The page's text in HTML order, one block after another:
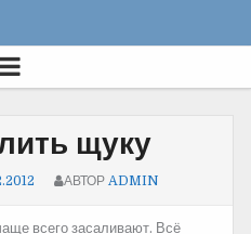
щуку
АВТОР ADMIN
всего засаливают. Всё